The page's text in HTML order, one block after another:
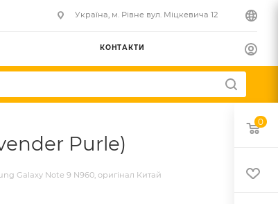
Українa, м. Рівне вул. Міцкевича 12
КОНТАКТИ
Purle)
Galaxy Note 9 N960, оригінал Китай
0